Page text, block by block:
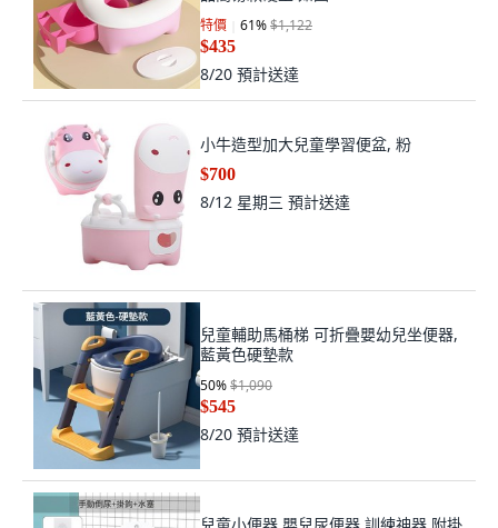
特價 61%$1,122
$435
8/20 預計送達
小牛造型加大兒童學習便盆, 粉
$700
8/12 星期三 預計送達
兒童輔助馬桶梯 可折疊嬰幼兒坐便器,
藍黃色硬墊款
50%$1,090
$545
8/20 預計送達